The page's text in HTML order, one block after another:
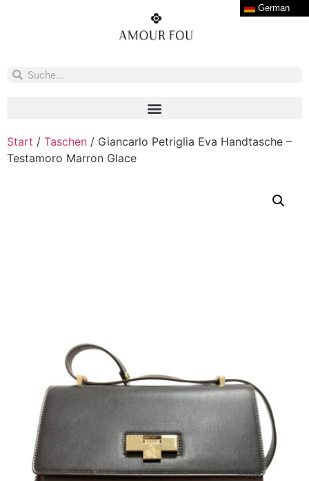
Start / Taschen / Giancarlo Petriglia Eva Handtasche –
Testamoro Marron Glace
German